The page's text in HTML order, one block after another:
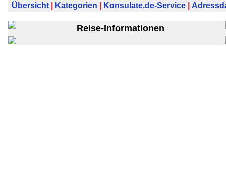
Übersicht Kategorien Konsulate.de-Service
Reise-Informationen